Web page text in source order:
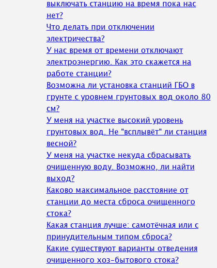
выключать станцию на время пока нас
нет?
Что делать при отключении
электричества?
У нас время от времени отключают
электроэнергию. Как это скажется на
работе станции?
Возможна ли установка станций ГБО в
грунте с уровнем грунтовых вод около 80
см?
У меня на участке высокий уровень
грунтовых вод. Не "всплывёт" ли станция
весной?
У меня на участке некуда сбрасывать
очищенную воду. Возможно, ли найти
выход?
Каково максимальное расстояние от
станции до места сброса очищенного
стока?
Какая станция лучше: самотёчная или с
принудительным типом сброса?
Какие существуют варианты отведения
очищенного хоз-бытового стока?